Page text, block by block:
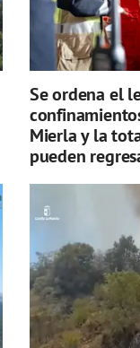
Se ordena el
Mierla y la
pueden